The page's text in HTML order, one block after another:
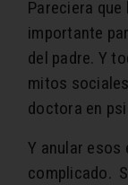
Pareciera
importante
del padre. Y
mitos
doctora en
Y anular
complicado.